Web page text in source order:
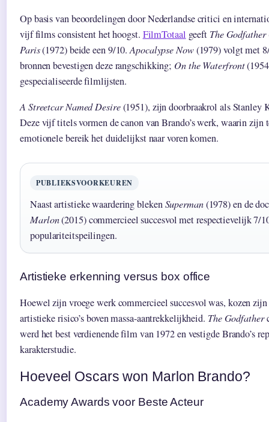
Op basis van beoordelingen door Nederlandse critici en
vijf films consistent het hoogst. FilmTotaal geeft The Godfather
Paris(1972) beide een 9/10.Apocalypse Now(1979) volgt met
bronnen bevestigen deze rangschikking; On the Waterfront
gespecialiseerde filmlijsten.
A Streetcar Named Desire(1951), zijn doorbraakrol als Stanley
Deze vijf titels vormen de canon van Brando’s werk, waarin
emotionele bereik het duidelijkst naar voren komen.
PUBLIEKSVOORKEUREN
Naast artistieke waardering blekenSuperman(1978) en de
Marlon(2015) commercieel succesvol met respectievelijk 7/
populariteitspeilingen.
Artistieke erkenning versus box office
Hoewel zijn vroege werk commercieel succesvol was, kozen
artistieke risico’s boven massa-aantrekkelijkheid. The Godfather
werd het best verdienende film van 1972 en vestigde Brando’s
karakterstudie.
Hoeveel Oscars won Marlon Brando?
Academy Awards voor Beste Acteur